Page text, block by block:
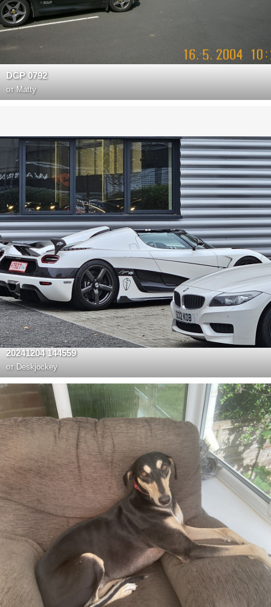
DCP 0792
от Matty
20241204 144559
от Deskjockey